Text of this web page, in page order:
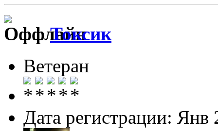
Токсик
Ветеран
Дата регистрации: Янв